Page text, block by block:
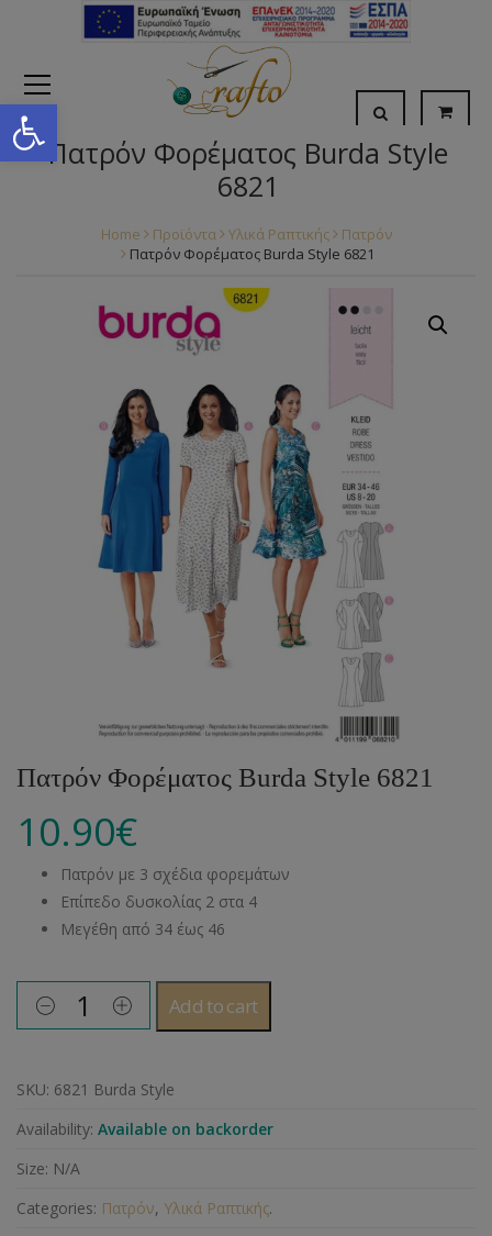
Open toolbar
Πατρόν Φορέματος Burda Style
6821
Home Προϊόντα Υλικά Ραπτικής
Πατρόν
Πατρόν Φορέματος Burda Style 6821
Πατρόν Φορέματος Burda Style 6821
10.90€
Πατρόν με 3 σχέδια φορεμάτων
Επίπεδο δυσκολίας 2 στα 4
Μεγέθη από 34 έως 46
Add to cart
SKU: 6821 Burda Style
Availability: Available on backorder
Size: N/A
Categories: Πατρόν, Υλικά Ραπτικής.